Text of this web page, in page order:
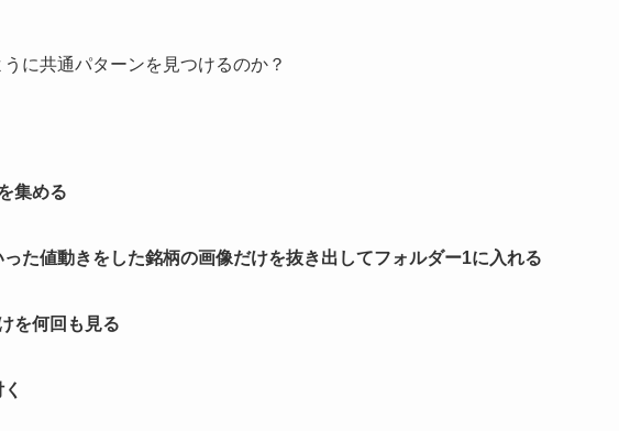
に共通パターンを見つけるのか？
集める
値動きをした銘柄の画像だけを抜き出してフォルダー1に入れる
を何回も見る